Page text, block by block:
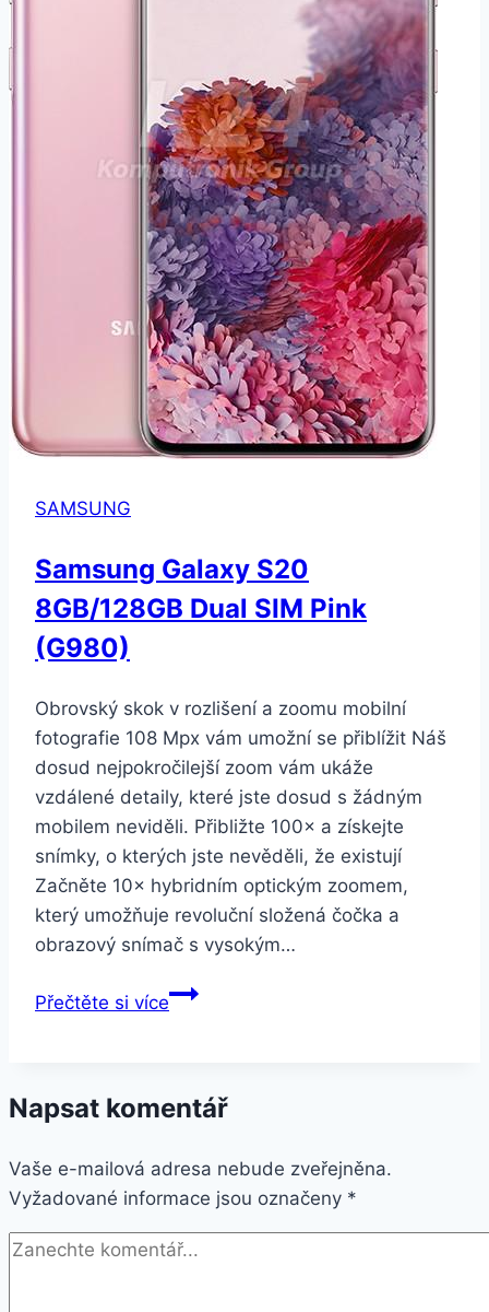
SAMSUNG
Samsung Galaxy S20
8GB/128GB Dual SIM Pink
(G980)
Obrovský skok v rozlišení a zoomu mobilní
fotografie 108 Mpx vám umožní se přiblížit Náš
dosud nejpokročilejší zoom vám ukáže
vzdálené detaily, které jste dosud s žádným
mobilem neviděli. Přibližte 100× a získejte
snímky, o kterých jste nevěděli, že existují
Začněte 10× hybridním optickým zoomem,
který umožňuje revoluční složená čočka a
obrazový snímač s vysokým…
Přečtěte si víceSamsung
Dual
Pink
(G980)
Napsat komentář
Vaše e-mailová adresa nebude zveřejněna.
Vyžadované informace jsou označeny *